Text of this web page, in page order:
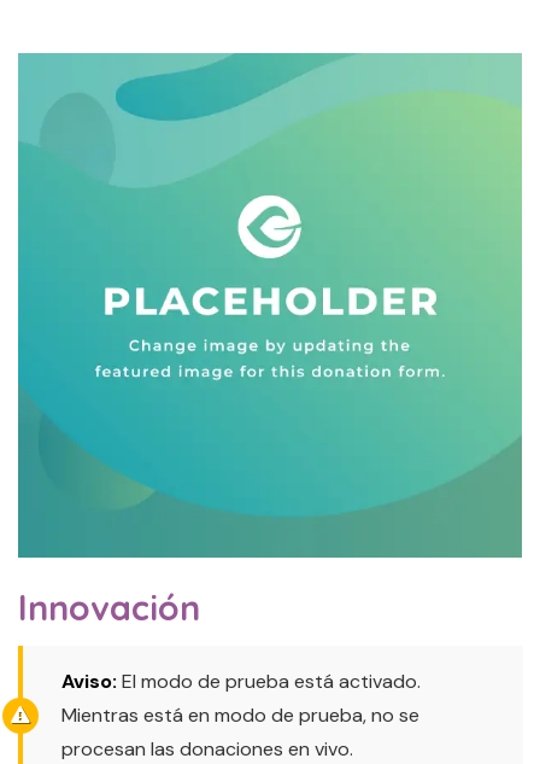
Innovación
Aviso: El modo de prueba está activado.
Mientras está en modo de prueba, no se
procesan las donaciones en vivo.